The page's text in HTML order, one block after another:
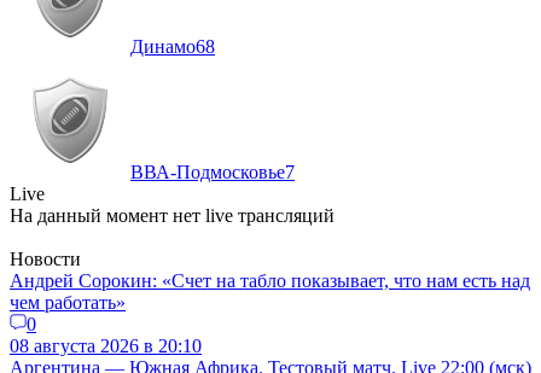
Динамо68
ВВА-Подмосковье7
Live
На данный момент нет live трансляций
Новости
Андрей Сорокин: «Счет на табло показывает, что нам есть над
чем работать»
0
08 августа 2026 в 20:10
Аргентина — Южная Африка. Тестовый матч. Live 22:00 (мск)